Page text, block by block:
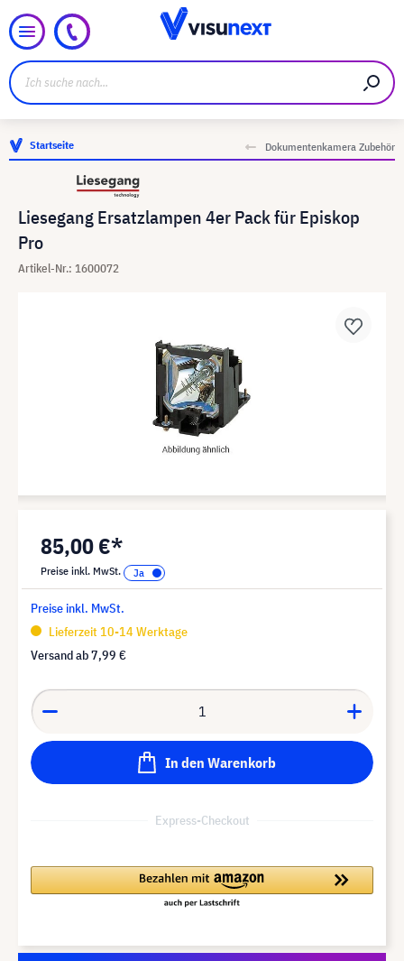
Startseite Dokumentenkamera Zubehör
Liesegang Ersatzlampen 4er Pack für Episkop
Pro
Artikel-Nr.: 1600072
85,00 €*
Preise inkl. MwSt.
Preise inkl. MwSt.
Lieferzeit 10-14 Werktage
Versand ab7,99 €
In den Warenkorb
Express-Checkout